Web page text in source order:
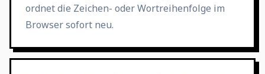
ordnet die Zeichen- oder Wortreihenfolge im
Browser sofort neu.